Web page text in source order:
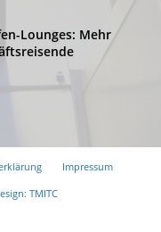
Lounges: Mehr
Impressum
TMITC